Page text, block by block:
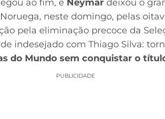
ao fim, e Neymar deixou o
neste domingo, pelas
pela eliminação precoce da
indesejado com Thiago Silva:
do Mundo sem conquistar o
PUBLICIDADE